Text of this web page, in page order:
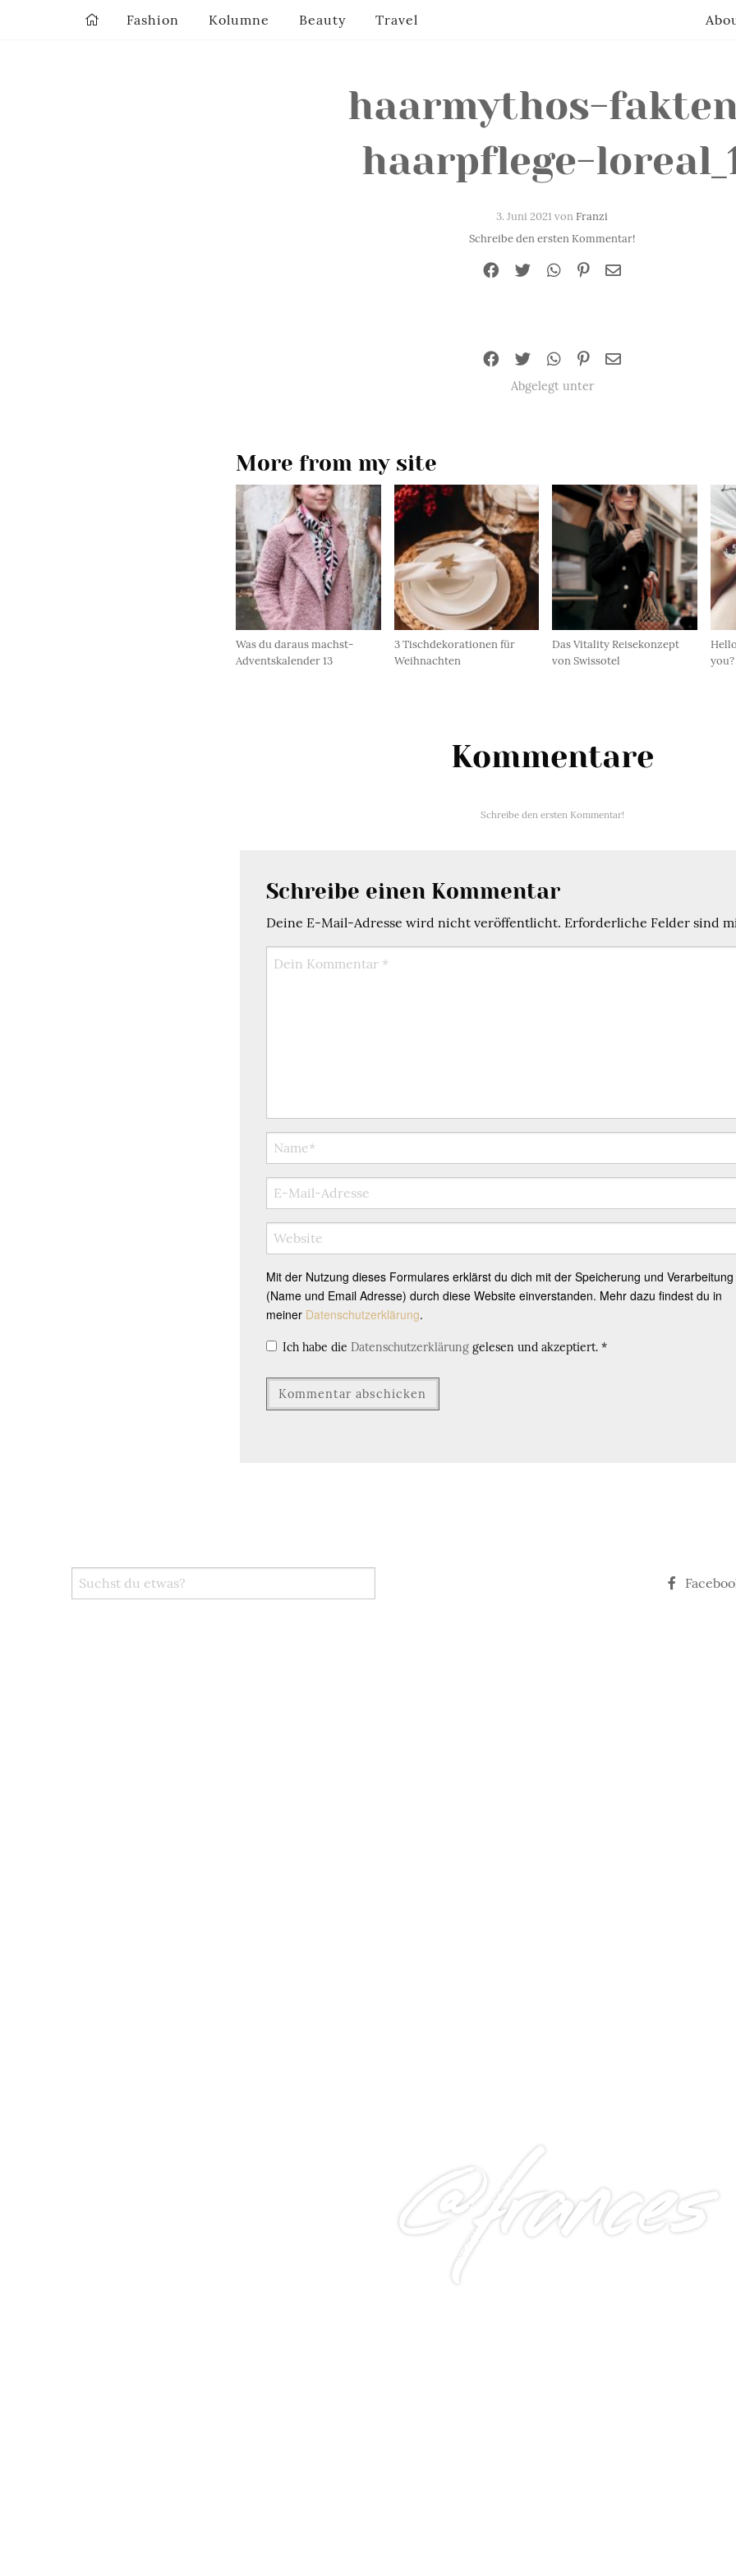
haarmythos-
haarpflege-
3. Juni 2021 vonFranzi
Schreibe den ersten Kommentar!
Abgelegt unter
More from my site
Was du daraus machst-
Adventskalender 13
3 Tischdekorationen für
Weihnachten
Das Vitality Reisekonzept
von Swissotel
you?
Kommentare
Schreibe den ersten Kommentar!
Schreibe einen Kommentar
Deine E-Mail-Adresse wird nicht veröffentlicht. Erforderliche Felder sind
Mit der Nutzung dieses Formulares erklärst du dich mit der Speicherung und
(Name und Email Adresse) durch diese Website einverstanden. Mehr dazu findest du in
meiner Datenschutzerklärung.
Ich habe die Datenschutzerklärung gelesen und akzeptiert. *
@frances
Fashion Kolumne Beauty Travel